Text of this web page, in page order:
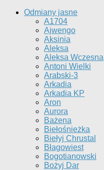
Odmiany jasne
A1704
Ajwengo
Aksinia
Aleksa
Aleksa Wczesna
Antoni Wielki
Arabski-3
Arkadia
Arkadia KP
Aron
Aurora
Bażena
Biełośnieżka
Biełyj Chrustal
Błagowiest
Bogotianowski
Bożyj Dar